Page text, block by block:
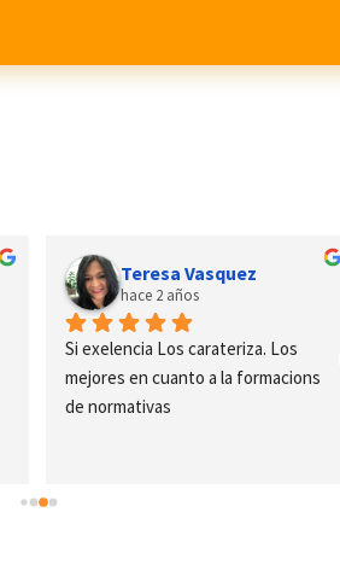
Teresa Vasquez
hace 2 años
Si exelencia Los carateriza. Los
mejores en cuanto a la formacions
de normativas